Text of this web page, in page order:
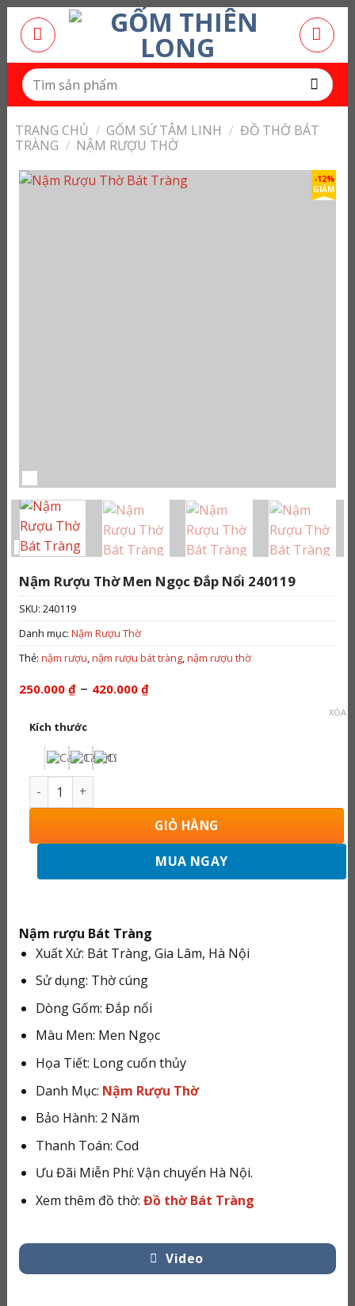
qua
dung
Tìm
kiếm:
TRANG CHỦ / GỐM SỨ TÂM LINH / ĐỒ THỜ BÁT
TRÀNG / NẬM RƯỢU THỜ
-12%
GIẢM
Nậm Rượu Thờ Men Ngọc Đắp Nổi 240119
SKU: 240119
Danh mục: Nậm Rượu Thờ
Thẻ: nậm rượu,nậm rượu bát tràng,nậm rượu thờ
250.000 ₫ – 420.000 ₫Khoảng
Kích thước
XÓA
Nậm Rượu Thờ Men Ngọc Đắp Nổi 240119 số lượng
GIỎ HÀNG
MUA NGAY
Nậm rượu Bát Tràng
Xuất Xứ: Bát Tràng, Gia Lâm, Hà Nội
Sử dụng: Thờ cúng
Dòng Gốm: Đắp nổi
Màu Men: Men Ngọc
Họa Tiết: Long cuốn thủy
Danh Mục: Nậm Rượu Thờ
Bảo Hành: 2 Năm
Thanh Toán: Cod
Ưu Đãi Miễn Phí: Vận chuyển Hà Nội.
Xem thêm đồ thờ: Đồ thờ Bát Tràng
Video